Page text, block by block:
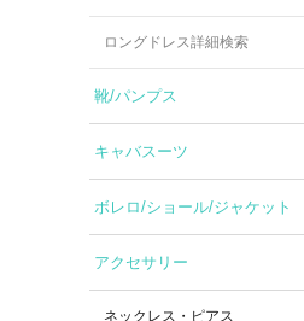
ロングドレス詳細検索
靴/パンプス
キャバスーツ
ボレロ/ショール/ジャケット
アクセサリー
ネックレス・ピアス